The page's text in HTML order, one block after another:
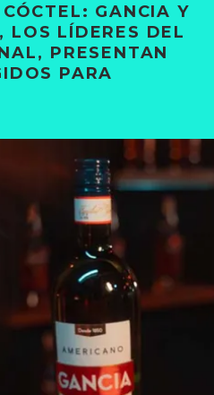
GANCIA Y
LOS LÍDERES DEL
PRESENTAN
PARA